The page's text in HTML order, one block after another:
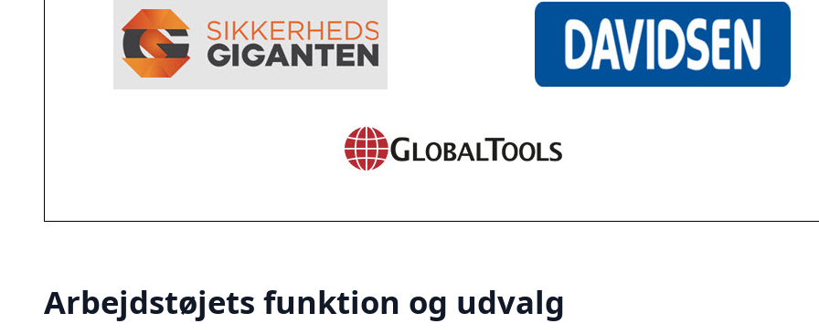
Arbejdstøjets funktion og udvalg